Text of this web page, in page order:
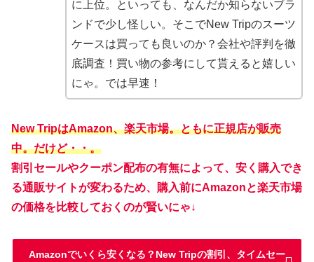
に上位。といっても、なんだか知らないブラ
ンドで少し怪しい。そこでNew Tripのスーツ
ケースは買っても良いのか？会社や評判を徹
底調査！買い物の参考にして貰えると嬉しい
にゃ。では早速！
New TripはAmazon、楽天市場。ともに正規店が販売
中。だけど・・。
割引セールやクーポン配布の有無によって、安く購入でき
る通販サイトが変わるため、購入前にAmazonと楽天市場
の価格を比較しておくのが賢いにゃ↓
Amazonでいくら安くなる？New Tripの割引、タイムセー